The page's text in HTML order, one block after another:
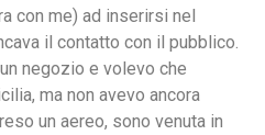
con me) ad inserirsi nel
il contatto con il pubblico.
negozio e volevo che
ma non avevo ancora
un aereo, sono venuta in